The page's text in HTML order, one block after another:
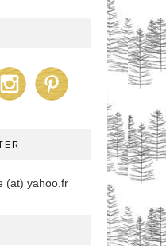
(at) yahoo.fr